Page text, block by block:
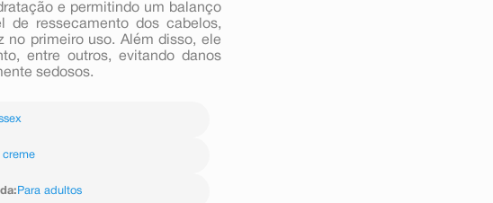
e permitindo um balanço
de ressecamento dos cabelos,
no primeiro uso. Além disso, ele
entre outros, evitando danos
sedosos.
creme
: Para adultos